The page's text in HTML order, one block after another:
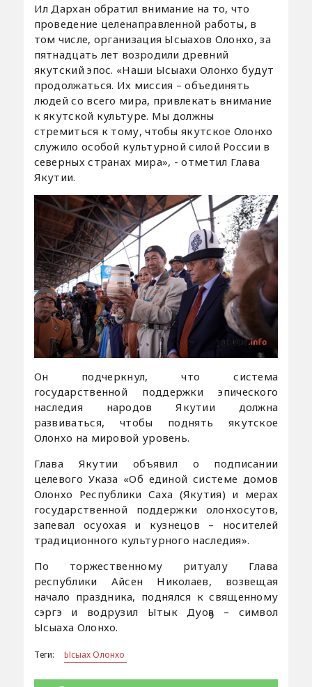
Ил Дархан обратил внимание на то, что
проведение целенаправленной работы, в
том числе, организация Ысыахов Олонхо, за
пятнадцать лет возродили древний
якутский эпос. «Наши Ысыахи Олонхо будут
продолжаться. Их миссия – объединять
людей со всего мира, привлекать внимание
к якутской культуре. Мы должны
стремиться к тому, чтобы якутское Олонхо
служило особой культурной силой России в
северных странах мира», - отметил Глава
Якутии.
Он подчеркнул, что система
государственной поддержки эпического
наследия народов Якутии должна
развиваться, чтобы поднять якутское
Олонхо на мировой уровень.
Глава Якутии объявил о подписании
целевого Указа «Об единой системе домов
Олонхо Республики Саха (Якутия) и мерах
государственной поддержки олонхосутов,
запевал осуохая и кузнецов – носителей
традиционного культурного наследия».
По торжественному ритуалу Глава
республики Айсен Николаев, возвещая
начало праздника, поднялся к священному
сэргэ и водрузил Ытык Дуоҕа – символ
Ысыаха Олонхо.
Теги: Ысыах Олонхо